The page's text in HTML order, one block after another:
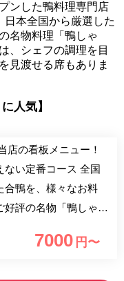
ンした鴨料理専門店
本全国から厳選した
名物料理「鴨しゃ
、シェフの調理を目
見渡せる席もありま
人気】
店の看板メニュー！
ない定番コース 全国
合鴨を、様々なお料
好評の名物「鴨しゃ
デート、接待、家族
7000 円〜